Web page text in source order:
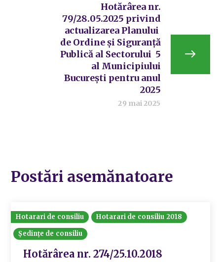
Hotărârea nr.
79/28.05.2025 privind
actualizarea Planului
de Ordine și Siguranță
Publică al Sectorului 5
al Municipiului
București pentru anul
2025
29 mai 2025
Postări asemănatoare
Hotarari de consiliu
Hotarari de consiliu 2018
Ședințe de consiliu
Hotărârea nr. 274/25.10.2018